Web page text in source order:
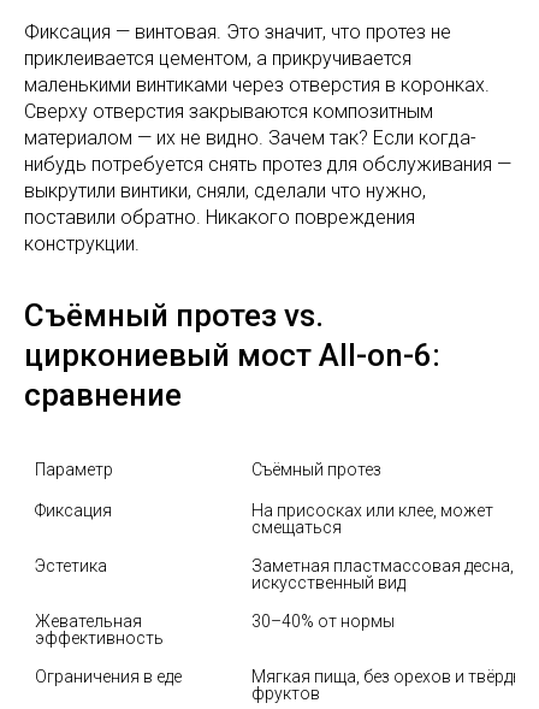
Фиксация — винтовая. Это значит, что протез не
приклеивается цементом, а прикручивается
маленькими винтиками через отверстия в коронках.
Сверху отверстия закрываются композитным
материалом — их не видно. Зачем так? Если когда-
нибудь потребуется снять протез для обслуживания —
выкрутили винтики, сняли, сделали что нужно,
поставили обратно. Никакого повреждения
конструкции.
Съёмный протез vs.
циркониевый мост All-on-6:
сравнение
Параметр Съёмный протез
Фиксация
На присосках или клее, может
смещаться
Эстетика
Заметная пластмассовая десна,
искусственный вид
Жевательная
эффективность
30–40% от нормы
Ограничения в еде
Мягкая пища, без орехов и твёрдых
фруктов